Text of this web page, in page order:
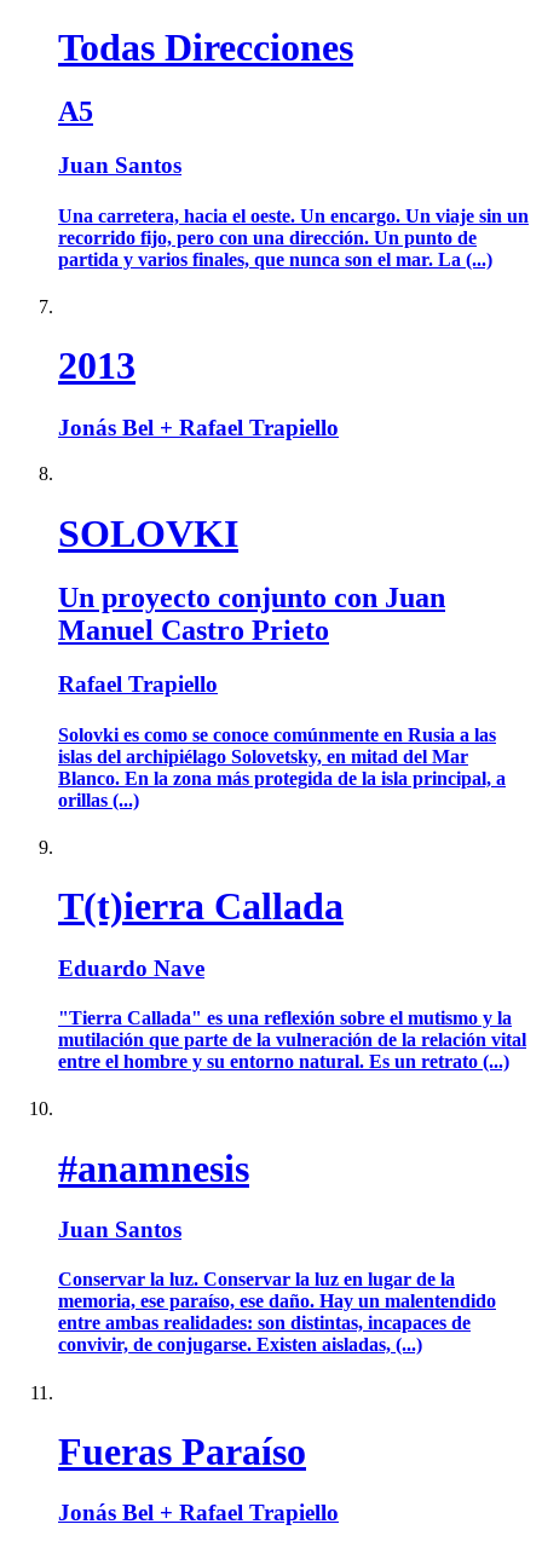
Todas Direcciones
A5
Juan Santos
Una carretera, hacia el oeste. Un encargo. Un viaje sin un
recorrido fijo, pero con una dirección. Un punto de
partida y varios finales, que nunca son el mar. La (...)
2013
Jonás Bel + Rafael Trapiello
SOLOVKI
Un proyecto conjunto con Juan
Manuel Castro Prieto
Rafael Trapiello
Solovki es como se conoce comúnmente en Rusia a las
islas del archipiélago Solovetsky, en mitad del Mar
Blanco. En la zona más protegida de la isla principal, a
orillas (...)
T(t)ierra Callada
Eduardo Nave
"Tierra Callada" es una reflexión sobre el mutismo y la
mutilación que parte de la vulneración de la relación vital
entre el hombre y su entorno natural. Es un retrato (...)
#anamnesis
Juan Santos
Conservar la luz. Conservar la luz en lugar de la
memoria, ese paraíso, ese daño. Hay un malentendido
entre ambas realidades: son distintas, incapaces de
convivir, de conjugarse. Existen aisladas, (...)
Fueras Paraíso
Jonás Bel + Rafael Trapiello